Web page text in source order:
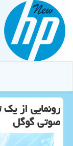
رونمایی از
صوتی گوگل